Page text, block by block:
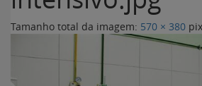
Tamanho total da imagem: 570 × 380